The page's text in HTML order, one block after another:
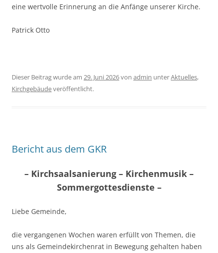
eine wertvolle Erinnerung an die Anfänge unserer Kirche.
Patrick Otto
Dieser Beitrag wurde am 29. Juni 2026von admin unterAktuelles,
Kirchgebäudeveröffentlicht.
Bericht aus dem GKR
– Kirchsaalsanierung – Kirchenmusik –
Sommergottesdienste –
Liebe Gemeinde,
die vergangenen Wochen waren erfüllt von Themen, die
uns als Gemeindekirchenrat in Bewegung gehalten haben